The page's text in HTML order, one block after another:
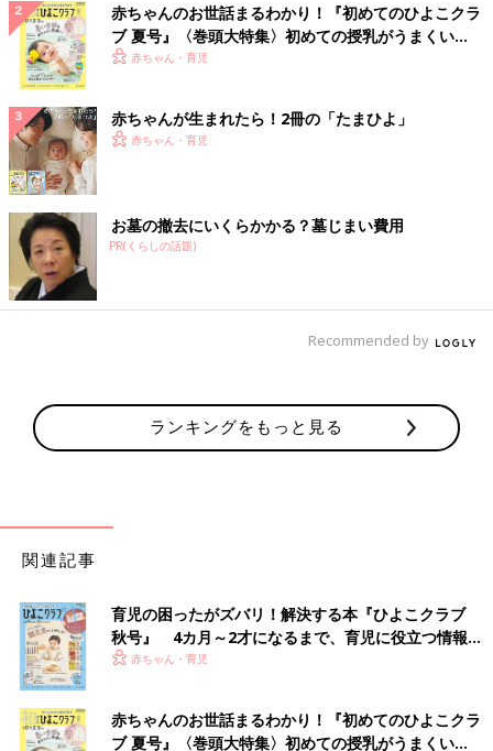
ゆづさんは、こちらのワンピースを購入。しっとりとした素材の
柔らかみのあるブラックカラーなので、コーデが重たい雰囲気に
ならず、上品に仕上がりますよね！まだ暑い時期はTシャツと合
ケットも可愛いですよね。
アイスクリームTシャツ
赤ちゃんのお世話まるわかり！『初めてのひよこクラ
ブ 夏号』〈巻頭大特集〉初めての授乳がうまくい
く！ おっぱい・ミルクの基本と夏のトラブル 解決テ
赤ちゃん・育児
赤ちゃんが生まれたら！2冊の「たまひよ」
赤ちゃん・育児
お墓の撤去にいくらかかる？墓じまい費用
PR(くらしの話題)
Recommended by
ランキングをもっと見る
関連記事
育児の困ったがズバリ！解決する本『ひよこクラブ
秋号』 4カ月～2才になるまで、育児に役立つ情報が
いっぱい！
赤ちゃん・育児
赤ちゃんのお世話まるわかり！『初めてのひよこクラ
ブ 夏号』〈巻頭大特集〉初めての授乳がうまくい